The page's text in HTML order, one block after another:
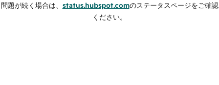
問題が続く場合は、 status.hubspot.comのステータスページをご確認
ください。